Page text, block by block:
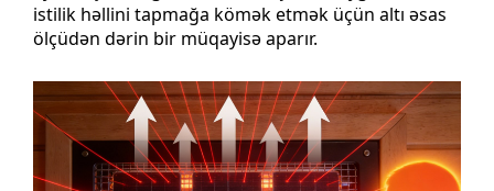
istilik həllini tapmağa kömək etmək üçün altı əsas
ölçüdən dərin bir müqayisə aparır.